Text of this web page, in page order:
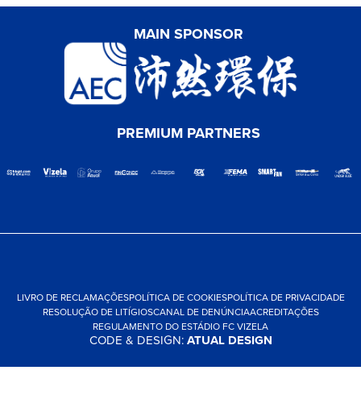
MAIN SPONSOR
PREMIUM PARTNERS
LIVRO DE RECLAMAÇÕESPOLÍTICA DE COOKIESPOLÍTICA DE PRIVACIDADE
RESOLUÇÃO DE LITÍGIOSCANAL DE DENÚNCIAACREDITAÇÕES
REGULAMENTO DO ESTÁDIO FC VIZELA
CODE & DESIGN:ATUAL DESIGN